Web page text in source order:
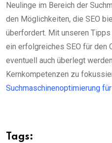
Neulinge im Bereich der
den Möglichkeiten, die SEO
überfordert. Mit unseren
ein erfolgreiches SEO für den
eventuell auch überlegt
Kernkompetenzen zu
Suchmaschinenoptimierung
Tags: